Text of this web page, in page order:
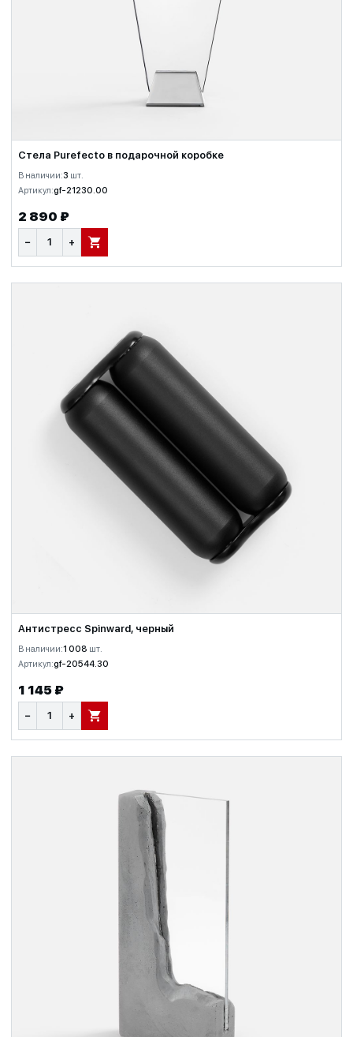
Стела Purefecto в подарочной коробке
В наличии:3 шт.
Артикул:gf-21230.00
2 890 ₽
− + В КОРЗИНУ
Антистресс Spinward, черный
В наличии:1 008 шт.
Артикул:gf-20544.30
1 145 ₽
− + В КОРЗИНУ